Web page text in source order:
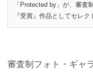
「Protected by」が、審査
『受賞』作品としてセレ
審査制フォト・ギャ